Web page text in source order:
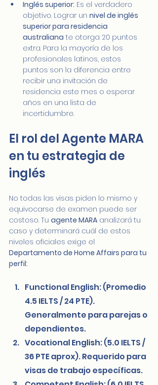
Inglés superior: Es el verdadero
objetivo. Lograr un nivel de inglés
superior para residencia
australiana te otorga 20 puntos
extra. Para la mayoría de los
profesionales latinos, estos
puntos son la diferencia entre
recibir una invitación de
residencia este mes o esperar
años en una lista de
incertidumbre.
El rol del Agente MARA
en tu estrategia de
inglés
No todas las visas piden lo mismo y
equivocarse de examen puede ser
costoso. Tu agente MARA analizará tu
caso y determinará cuál de estos
niveles oficiales exige el
Departamento de Home Affairs para tu
perfil:
Functional English: (Promedio
4.5 IELTS / 24 PTE).
Generalmente para parejas o
dependientes.
Vocational English: (5.0 IELTS /
36 PTE aprox). Requerido para
visas de trabajo específicas.